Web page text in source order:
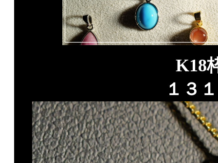
K18
１３